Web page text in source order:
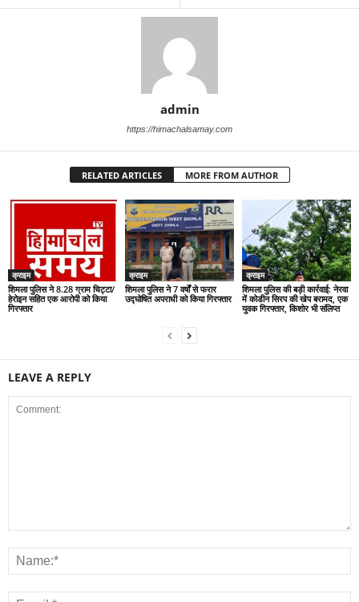
admin
https://himachalsamay.com
RELATED ARTICLES MORE FROM AUTHOR
क्राइम
शिमला पुलिस ने 8.28 ग्राम चिट्टा/
हेरोइन सहित एक आरोपी को किया
गिरफ्तार
क्राइम
शिमला पुलिस ने 7 वर्षों से फरार
उद्घोषित अपराधी को किया गिरफ्तार
क्राइम
शिमला पुलिस की बड़ी कार्रवाई: नेरवा
में कोडीन सिरप की खेप बरामद, एक
युवक गिरफ्तार, किशोर भी संलिप्त
LEAVE A REPLY